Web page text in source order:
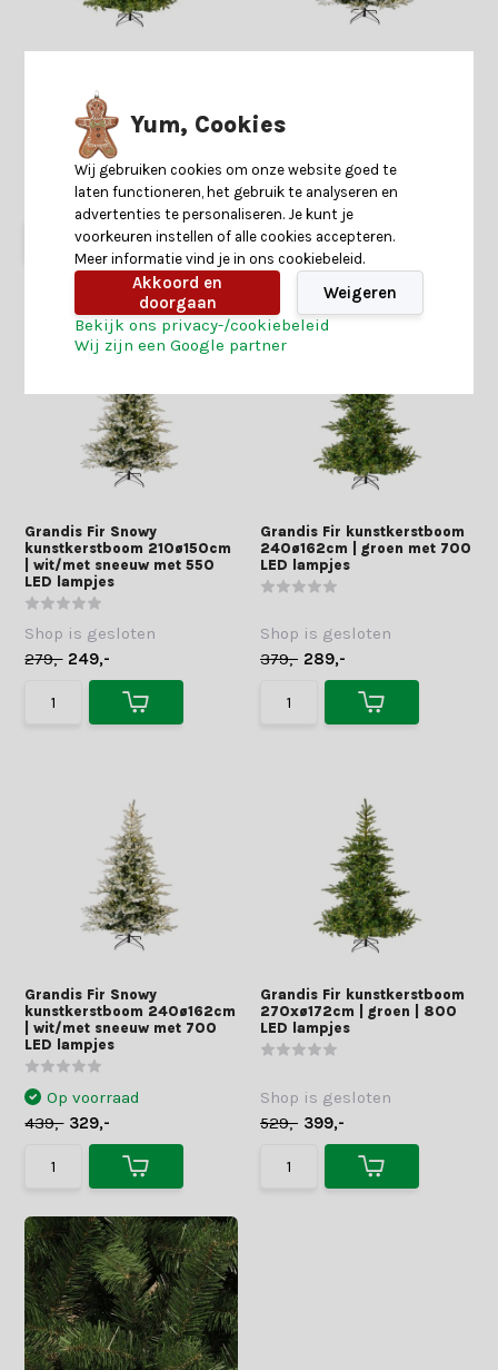
LED lampjes
Shop is gesloten
219,-
LED lampjes
Shop is gesloten
185,- 165,-
Grandis Fir Snowy
kunstkerstboom 210ø150cm
| wit/met sneeuw met 550
LED lampjes
Shop is gesloten
279,- 249,-
Grandis Fir kunstkerstboom
240ø162cm | groen met 700
LED lampjes
Shop is gesloten
379,- 289,-
Grandis Fir Snowy
kunstkerstboom 240ø162cm
| wit/met sneeuw met 700
LED lampjes
Op voorraad
439,- 329,-
Grandis Fir kunstkerstboom
270xø172cm | groen | 800
LED lampjes
Shop is gesloten
529,- 399,-
Yum, Cookies
Wij gebruiken cookies om onze website goed te
laten functioneren, het gebruik te analyseren en
advertenties te personaliseren. Je kunt je
voorkeuren instellen of alle cookies accepteren.
Meer informatie vind je in ons cookiebeleid.
Akkoord en
doorgaan
Weigeren
Bekijk ons privacy-/cookiebeleid
Wij zijn een Google partner